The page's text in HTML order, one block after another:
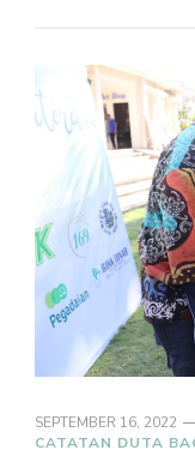
SEPTEMBER 16, 2022
CATATAN DUTA